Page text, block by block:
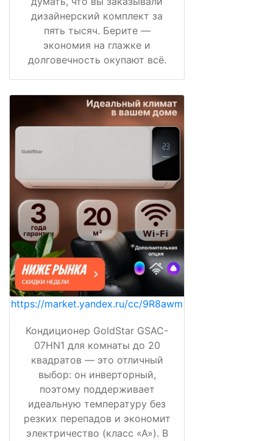
дизайнерский комплект за
пять тысяч. Берите —
экономия на глажке и
долговечность окупают всё.
https://market.yandex.ru/cc/9R8awm
Кондиционер GoldStar GSAC-
07HN1 для комнаты до 20
квадратов — это отличный
выбор: он инверторный,
поэтому поддерживает
идеальную температуру без
резких перепадов и экономит
электричество (класс «А»). В